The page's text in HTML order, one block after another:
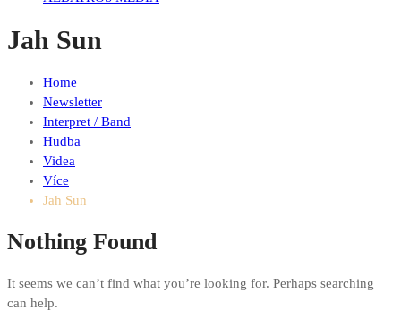
Jah Sun
Home
Newsletter
Interpret / Band
Hudba
Videa
Více
Jah Sun
Nothing Found
It seems we can’t find what you’re looking for. Perhaps searching
can help.